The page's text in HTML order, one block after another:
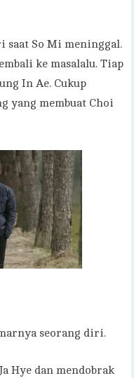
saat So Mi meninggal.
ke masalalu. Tiap
In Ae. Cukup
yang membuat Choi
seorang diri.
Hye dan mendobrak